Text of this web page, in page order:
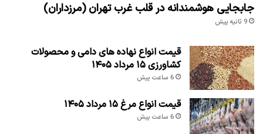
جابجایی هوشمندانه در قلب غرب تهران (مرزداران)
9 ثانیه پیش
قیمت انواع نهاده های دامی و محصولات
کشاورزی ۱۵ مرداد ۱۴۰۵
6 ساعت پیش
قیمت انواع مرغ ۱۵ مرداد ۱۴۰۵
6 ساعت پیش